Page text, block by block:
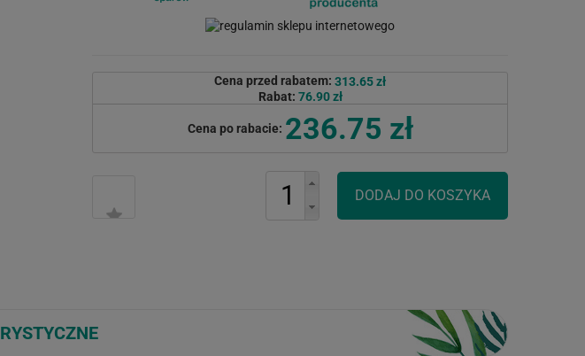
Cena przed rabatem: 313.65 zł
Rabat: 76.90 zł
Cena po rabacie: 236.75 zł